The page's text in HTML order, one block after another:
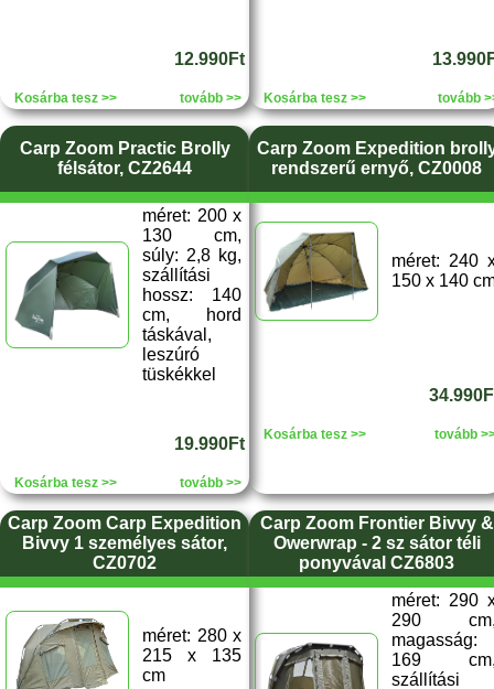
12.990Ft
Kosárba tesz >> tovább >> Kosárba tesz >> tovább
Carp Zoom Practic Brolly
félsátor, CZ2644
méret: 200 x
130 cm,
súly: 2,8 kg,
szállítási
hossz: 140
cm, hord
táskával,
leszúró
tüskékkel
19.990Ft
Kosárba tesz >> tovább >>
Carp Zoom Expedition
rendszerű ernyő, CZ0008
méret: 240
150 x 140
Kosárba tesz >> tovább
Carp Zoom Carp Expedition
Bivvy 1 személyes sátor,
CZ0702
méret: 280 x
215 x 135
cm
Carp Zoom Frontier Bivvy &
Owerwrap - 2 sz sátor téli
ponyvával CZ6803
méret: 290
290
magasság:
169
szállítási